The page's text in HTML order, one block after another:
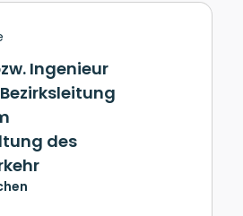
Ingenieur
des